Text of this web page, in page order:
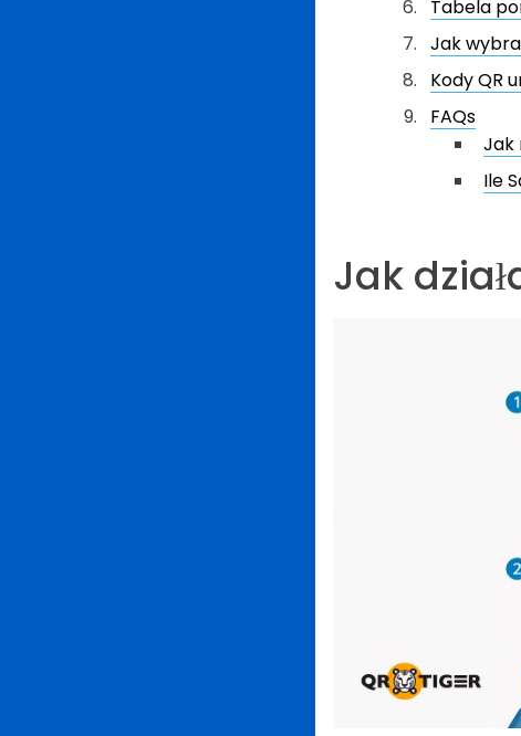
Tabela
Jak
Kody QR
FAQs
Jak
Ile
Jak